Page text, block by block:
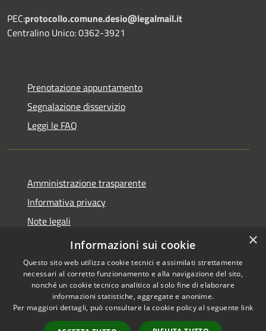
PEC:protocollo.comune.desio@legalmail.it
Centralino Unico: 0362-3921
Prenotazione appuntamento
Segnalazione disservizio
Leggi le FAQ
Amministrazione trasparente
Informativa privacy
Note legali
Dichiarazione di accessibilità
Accessibilità
Copyright © 2026 • Comune di
Desio • Powered by
×
Informazioni sui cookie
Questo sito web utilizza cookie tecnici e assimilati strettamente
necessari al corretto funzionamento e alla navigazione del sito,
nonché un cookie tecnico analitico al solo fine di elaborare
informazioni statistiche, aggregate e anonime.
Per maggiori dettagli, può consultare la cookie policy al seguente link